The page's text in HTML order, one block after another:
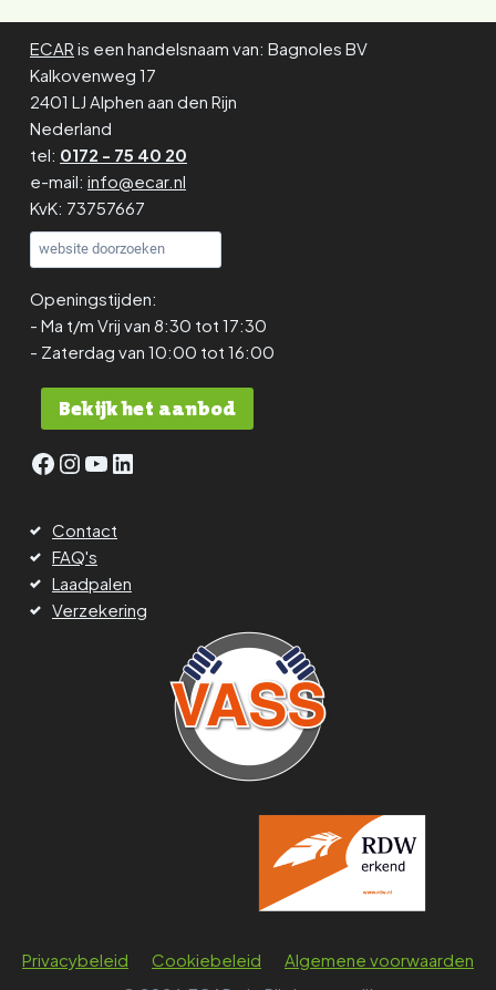
ECAR is een handelsnaam van: Bagnoles BV
Kalkovenweg 17
2401 LJ Alphen aan den Rijn
Nederland
tel: 0172 - 75 40 20
e-mail: info@ecar.nl
KvK: 73757667
Zoeken
Openingstijden:
- Ma t/m Vrij van 8:30 tot 17:30
- Zaterdag van 10:00 tot 16:00
Bekijk het aanbod
Facebook
Instagram
YouTube
LinkedIn
Contact
FAQ's
Laadpalen
Verzekering
Privacybeleid Cookiebeleid
Algemene voorwaarden